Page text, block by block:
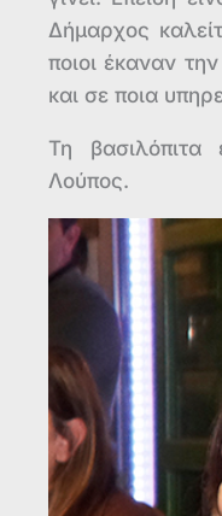
Δήμαρχος
ποιοι έκαναν
και σε ποια
Τη
Λούπος.